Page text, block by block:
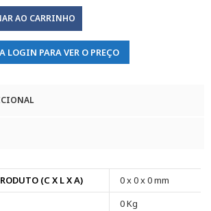
AO CARRINHO
LOGIN PARA VER O PREÇO
(C X L X A)
0 x 0 x 0 mm
0 Kg